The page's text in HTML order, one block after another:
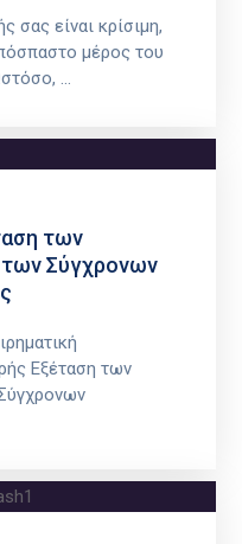
σας είναι κρίσιμη,
μέρος του
...
των
Σύγχρονων
Εξέταση των